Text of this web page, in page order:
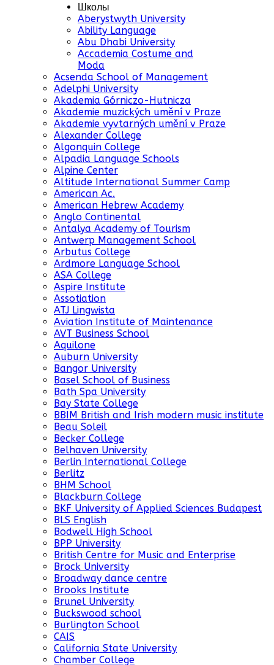
Школы
Aberystwyth University
Ability Language
Abu Dhabi University
Accademia Costume and
Moda
Acsenda School of Management
Adelphi University
Akademia Górniczo-Hutnicza
Akademie muzických umění v Praze
Akademie vyvtarných umění v Praze
Alexander College
Algonquin College
Alpadia Language Schools
Alpine Center
Altitude International Summer Camp
American Ac.
American Hebrew Academy
Anglo Continental
Antalya Academy of Tourism
Antwerp Management School
Arbutus College
Ardmore Language School
ASA College
Aspire Institute
Assotiation
ATJ Lingwista
Aviation Institute of Maintenance
AVT Business School
Aquilone
Auburn University
Bangor University
Basel School of Business
Bath Spa University
Bay State College
BBIM British and Irish modern music institute
Beau Soleil
Becker College
Belhaven University
Berlin International College
Berlitz
BHM School
Blackburn College
BKF University of Applied Sciences Budapest
BLS English
Bodwell High School
BPP University
British Centre for Music and Enterprise
Brock University
Broadway dance centre
Brooks Institute
Brunel University
Buckswood school
Burlington School
CAIS
California State University
Chamber College